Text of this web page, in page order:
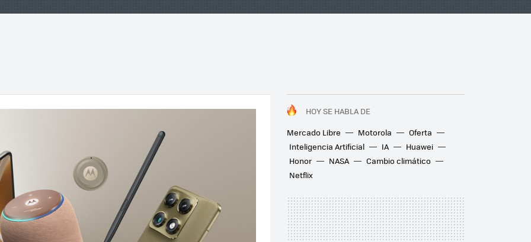
HOY SE HABLA DE
Mercado Libre
Motorola
Oferta
Inteligencia Artificial
IA
Huawei
Honor
NASA
Cambio climático
Netflix